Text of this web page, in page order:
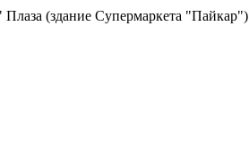
(здание Супермаркета "Пайкар")